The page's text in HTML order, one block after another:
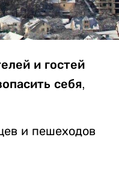
и гостей
себя,
и пешеходов